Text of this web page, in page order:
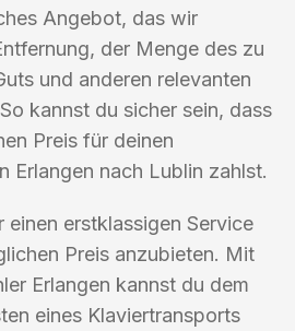
Angebot, das wir
der Menge des zu
und anderen relevanten
kannst du sicher sein, dass
Preis für deinen
Erlangen nach Lublin zahlst.
einen erstklassigen Service
Preis anzubieten. Mit
Erlangen kannst du dem
eines Klaviertransports